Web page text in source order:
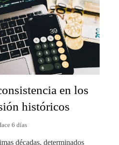
en los
históricos
6 días
décadas, determinados